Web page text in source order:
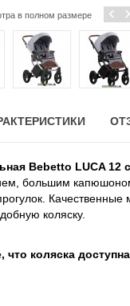
в полном размере ‹
Bebetto LUCA 12
большим
коляску.
, что коляска